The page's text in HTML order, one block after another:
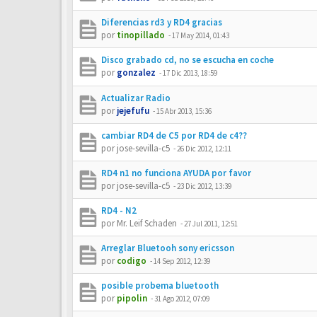
Diferencias rd3 y RD4 gracias
portinopillado -17 May 2014, 01:43
Disco grabado cd, no se escucha en coche
porgonzalez -17 Dic 2013, 18:59
Actualizar Radio
porjejefufu -15 Abr 2013, 15:36
cambiar RD4 de C5 por RD4 de c4??
porjose-sevilla-c5 -26 Dic 2012, 12:11
RD4 n1 no funciona AYUDA por favor
porjose-sevilla-c5 -23 Dic 2012, 13:39
RD4 - N2
porMr. Leif Schaden -27 Jul 2011, 12:51
Arreglar Bluetooh sony ericsson
porcodigo -14 Sep 2012, 12:39
posible probema bluetooth
porpipolin -31 Ago 2012, 07:09